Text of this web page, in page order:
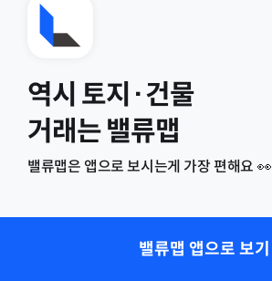
역시 토지·건물
거래는 밸류맵
밸류맵은 앱으로 보시는게 가장 편해요 👀
밸류맵 앱으로 보기